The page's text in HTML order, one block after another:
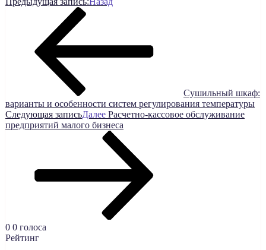
Сушильный шкаф:
варианты и особенности систем регулирования температуры
Следующая записьДалее Расчетно-кассовое обслуживание
предприятий малого бизнеса
0 0 голоса
Рейтинг